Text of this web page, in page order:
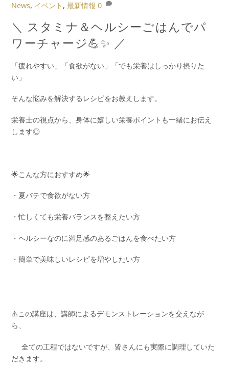
News, イベント ,最新情報 0
＼ スタミナ＆ヘルシーごはんでパ
ワーチャージ💪✨ ／
「疲れやすい」「食欲がない」「でも栄養はしっかり摂りた
い」
そんな悩みを解決するレシピをお教えします。
栄養士の視点から、身体に嬉しい栄養ポイントも一緒にお伝え
します◎
🌟こんな方におすすめ🌟
・夏バテで食欲がない方
・忙しくても栄養バランスを整えたい方
・ヘルシーなのに満足感のあるごはんを食べたい方
・簡単で美味しいレシピを増やしたい方
⚠️この講座は、講師によるデモンストレーションを交えなが
ら、
全ての工程ではないですが、皆さんにも実際に調理していた
だきます。